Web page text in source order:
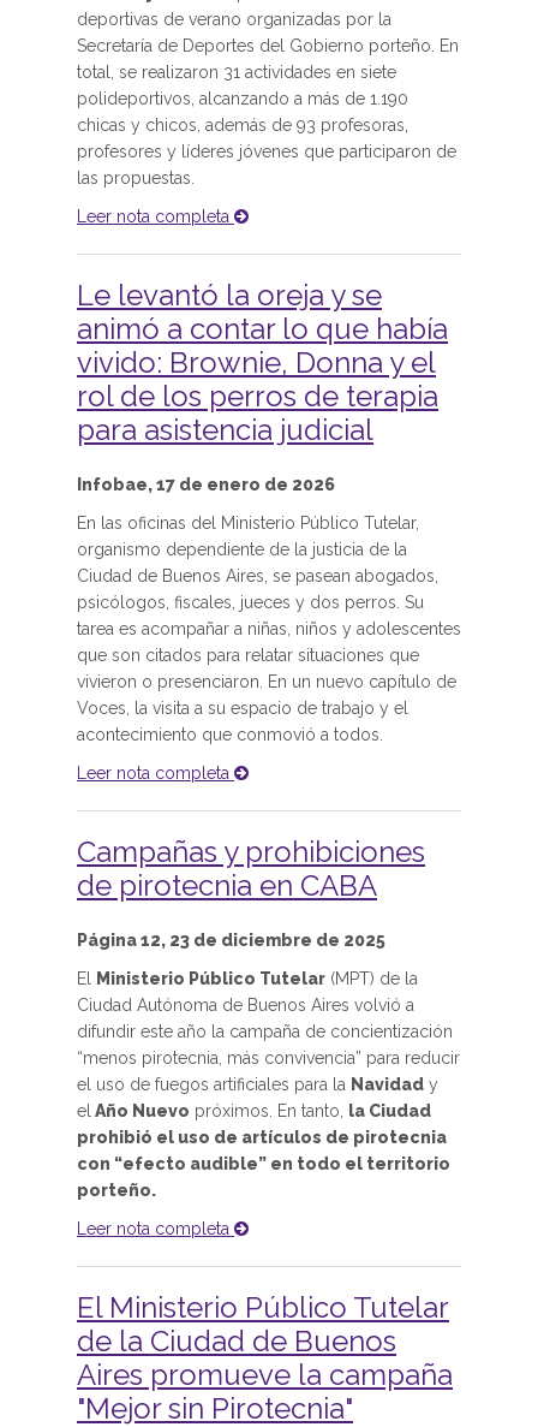
deportivas de verano organizadas por la
Secretaría de Deportes del Gobierno porteño. En
total, se realizaron 31 actividades en siete
polideportivos, alcanzando a más de 1.190
chicas y chicos, además de 93 profesoras,
profesores y líderes jóvenes que participaron de
las propuestas.
Leer nota completa
Le levantó la oreja y se
animó a contar lo que había
vivido: Brownie, Donna y el
rol de los perros de terapia
para asistencia judicial
Infobae, 17 de enero de 2026
En las oficinas del Ministerio Público Tutelar,
organismo dependiente de la justicia de la
Ciudad de Buenos Aires, se pasean abogados,
psicólogos, fiscales, jueces y dos perros. Su
tarea es acompañar a niñas, niños y adolescentes
que son citados para relatar situaciones que
vivieron o presenciaron. En un nuevo capítulo de
Voces, la visita a su espacio de trabajo y el
acontecimiento que conmovió a todos.
Leer nota completa
Campañas y prohibiciones
de pirotecnia en CABA
Página 12, 23 de diciembre de 2025
El
Ministerio Público Tutelar (MPT) de la
Ciudad Autónoma de Buenos Aires volvió a
difundir este año la campaña de concientización
“menos pirotecnia, más convivencia” para reducir
el uso de fuegos artificiales para la Navidad y
el Año Nuevo próximos. En tanto,
la Ciudad
prohibió el uso de artículos de pirotecnia
con “efecto audible” en todo el territorio
porteño.
Leer nota completa
El Ministerio Público Tutelar
de la Ciudad de Buenos
Aires promueve la campaña
"Mejor sin Pirotecnia"